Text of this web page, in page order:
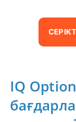
IQ Option